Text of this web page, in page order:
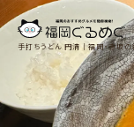
手打ちうどん 円清｜福岡・赤坂の